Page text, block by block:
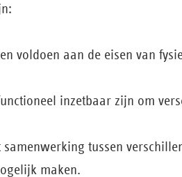
voldoen aan de eisen van
inzetbaar zijn om
tussen
maken.